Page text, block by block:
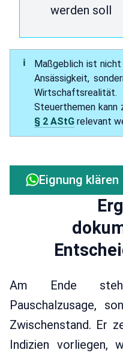
werden soll
Maßgeblich ist
Ansässigkeit,
Steuerthemen kann
§ 2 AStG relevant
Eignung klären
Am Ende
Pauschalzusage,
Zwischenstand. Er
Indizien vorliegen,